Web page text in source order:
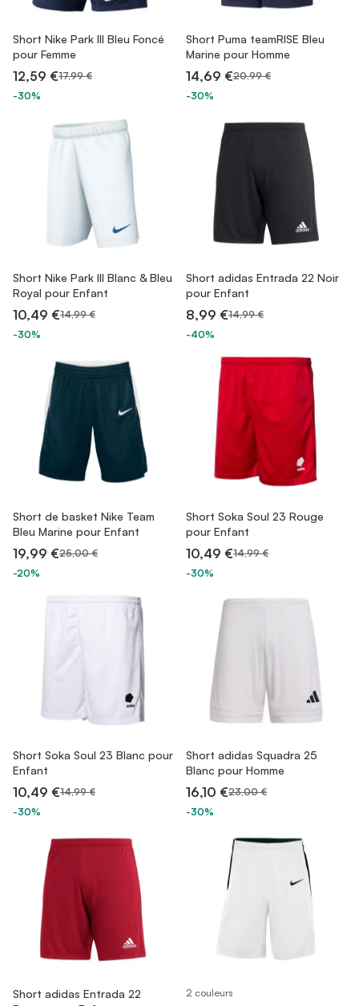
Short Nike Park III Bleu Foncé
pour Femme
12,59 €17,99 €
-30%
Short Puma teamRISE Bleu
Marine pour Homme
14,69 €20,99 €
-30%
Short Nike Park III Blanc & Bleu
Royal pour Enfant
10,49 €14,99 €
-30%
Short adidas Entrada 22 Noir
pour Enfant
8,99 €14,99 €
-40%
Short de basket Nike Team
Bleu Marine pour Enfant
19,99 €25,00 €
-20%
Short Soka Soul 23 Rouge
pour Enfant
10,49 €14,99 €
-30%
Short Soka Soul 23 Blanc pour
Enfant
10,49 €14,99 €
-30%
Short adidas Squadra 25
Blanc pour Homme
16,10 €23,00 €
-30%
Short adidas Entrada 22
2 couleurs